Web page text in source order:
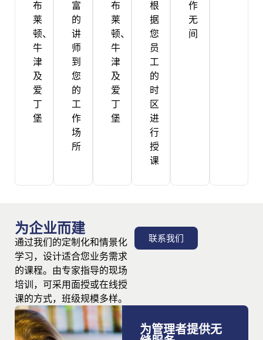
布
莱
顿、
牛
津
及
爱
丁
堡
富
的
讲
师
到
您
的
工
作
场
所
布
莱
顿、
牛
津
及
爱
丁
堡
根
据
您
员
工
的
时
区
进
行
授
课
作
无
间
为企业而建
通过我们的定制化和情景化
学习，设计适合您业务需求
的课程。由专家指导的现场
培训，可采用面授或在线授
课的方式，班级规模多样。
联系我们
为管理者提供无